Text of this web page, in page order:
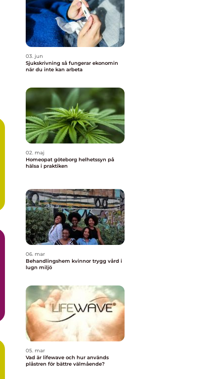
03. jun
Sjukskrivning så fungerar ekonomin
när du inte kan arbeta
02. maj
Homeopat göteborg helhetssyn på
hälsa i praktiken
06. mar
Behandlingshem kvinnor trygg vård i
lugn miljö
05. mar
Vad är lifewave och hur används
plåstren för bättre välmående?